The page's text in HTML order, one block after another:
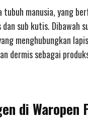
manusia, yang
sub kutis. Dibawah
menghubungkan
dermis sebagai
di Waropen